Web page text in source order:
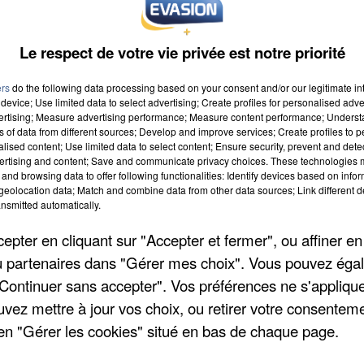
à 8h00
à 18h59
Le respect de votre vie privée est notre priorité
do the following data processing based on your consent and/or our legitimate
Use limited data to select advertising; Create profiles for personalised
Measure advertising performance; Measure content performance;
of data from different sources; Develop and improve services; Create profiles to
content; Use limited data to select content; Ensure security, prevent and
and content; Save and communicate privacy choices. These technologies
browsing data to offer following functionalities: Identify devices based on
data; Match and combine data from other data sources; Link different
automatically.
en cliquant sur "Accepter et fermer", ou affiner
partenaires dans "Gérer mes choix". Vous pouvez
sans accepter". Vos préférences ne
mettre à jour vos choix, ou retirer votre
"Gérer les cookies" situé en bas de chaque page.